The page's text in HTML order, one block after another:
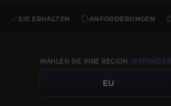
SIE ERHALTEN ANFORDERUNGEN
WÄHLEN SIE IHRE REGION
EU